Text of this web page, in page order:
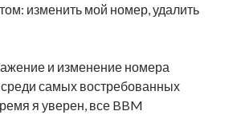
изменить мой номер, удалить
и изменение номера
самых востребованных
я уверен, все BBM